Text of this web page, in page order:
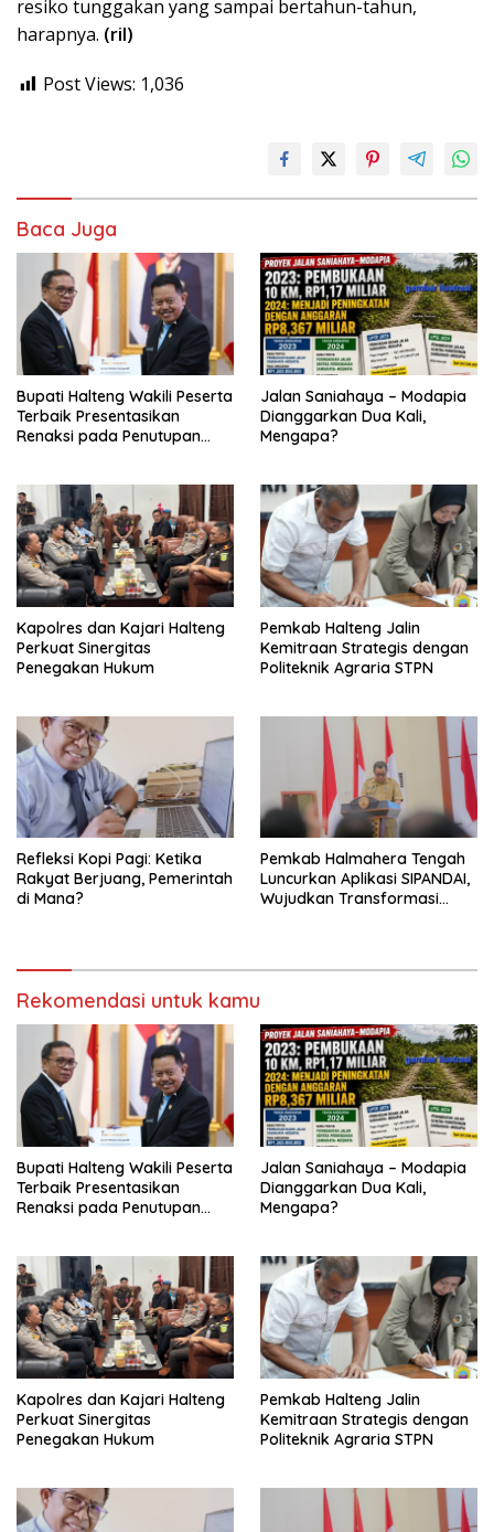
resiko tunggakan yang sampai bertahun-tahun,
harapnya. (ril)
Post Views: 1,036
Baca Juga
Bupati Halteng Wakili Peserta
Terbaik Presentasikan
Renaksi pada Penutupan
Jalan Saniahaya – Modapia
Dianggarkan Dua Kali,
Mengapa?
Kapolres dan Kajari Halteng
Perkuat Sinergitas
Penegakan Hukum
Pemkab Halteng Jalin
Kemitraan Strategis dengan
Politeknik Agraria STPN
Refleksi Kopi Pagi: Ketika
Rakyat Berjuang, Pemerintah
di Mana?
Pemkab Halmahera Tengah
Luncurkan Aplikasi SIPANDAI,
Wujudkan Transformasi
Rekomendasi untuk kamu
Bupati Halteng Wakili Peserta
Terbaik Presentasikan
Renaksi pada Penutupan
Jalan Saniahaya – Modapia
Dianggarkan Dua Kali,
Mengapa?
Kapolres dan Kajari Halteng
Perkuat Sinergitas
Penegakan Hukum
Pemkab Halteng Jalin
Kemitraan Strategis dengan
Politeknik Agraria STPN